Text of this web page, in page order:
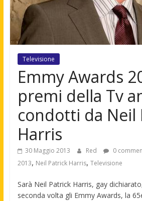
Televisione
Emmy Awards
premi della Tv
condotti da Neil
Harris
30 Maggio 2013 Red 0
2013, Neil Patrick Harris, Televisione
Sarà Neil Patrick Harris, gay
seconda volta gli Emmy Awards, la